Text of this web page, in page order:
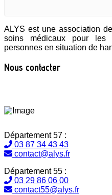
ALYS est une association
soins médicaux pour les
personnes en situation de
Nous contacter
Département 57 :
03 87 34 43 43
contact@alys.fr
Département 55 :
03 29 86 06 00
contact55@alys.fr